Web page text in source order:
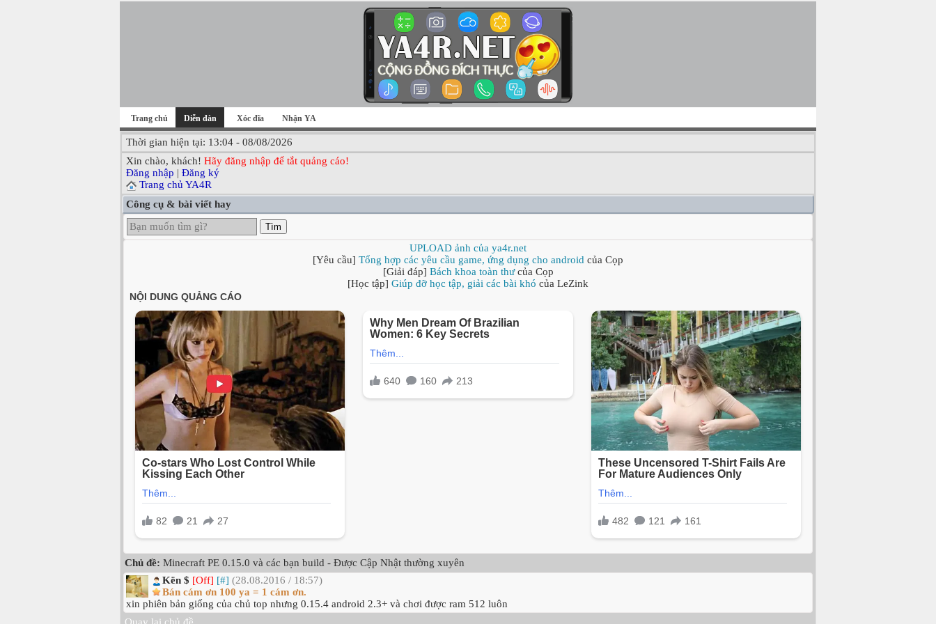
Trang chủ Diễn đàn Xóc đĩa Nhận YA
Thời gian hiện tại: 13:04 - 08/08/2026
Xin chào, khách! Hãy đăng nhập để tắt quảng cáo!
Đăng nhập | Đăng ký
Trang chủ YA4R
Công cụ & bài viết hay
Tìm
UPLOAD ảnh của ya4r.net
[Yêu cầu] Tổng hợp các yêu cầu game, ứng dụng cho android của Cọp
[Giải đáp] Bách khoa toàn thưcủa Cọp
[Học tập] Giúp đỡ học tập, giải các bài khó của LeZink
Chủ đề: Minecraft PE 0.15.0 và các bạn build - Được Cập Nhật thường xuyên
Kën $ [Off] [#] (28.08.2016 / 18:57)
Bán cám ơn 100 ya = 1 cám ơn.
xin phiên bản giống của chủ top nhưng 0.15.4 android 2.3+ và chơi được ram 512 luôn